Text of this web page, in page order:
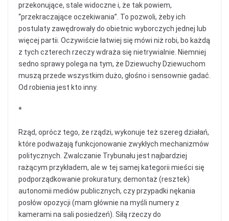
przekonujące, stale widoczne i, że tak powiem,
“przekraczające oczekiwania”. To pozwoli, żeby ich
postulaty zawędrowały do obietnic wyborczych jednej lub
więcej partii. Oczywiście łatwiej się mówi niż robi, bo każdą
z tych czterech rzeczy wdraża się nietrywialnie. Niemniej
sedno sprawy polega na tym, że Dziewuchy Dziewuchom
muszą przede wszystkim dużo, głośno i sensownie gadać.
Od robienia jest kto inny.
*
Rząd, oprócz tego, że rządzi, wykonuje też szereg działań,
które podważają funkcjonowanie zwykłych mechanizmów
politycznych. Zwalczanie Trybunału jest najbardziej
rażącym przykładem, ale w tej samej kategorii mieści się
podporządkowanie prokuratury, demontaż (resztek)
autonomii mediów publicznych, czy przypadki nękania
posłów opozycji (mam głównie na myśli numery z
kamerami na sali posiedzeń). Siłą rzeczy do